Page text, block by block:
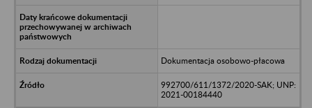
Dokumentacja osobowo-płacowa
992700/611/1372/2020-SAK; UNP:
2021-00184440